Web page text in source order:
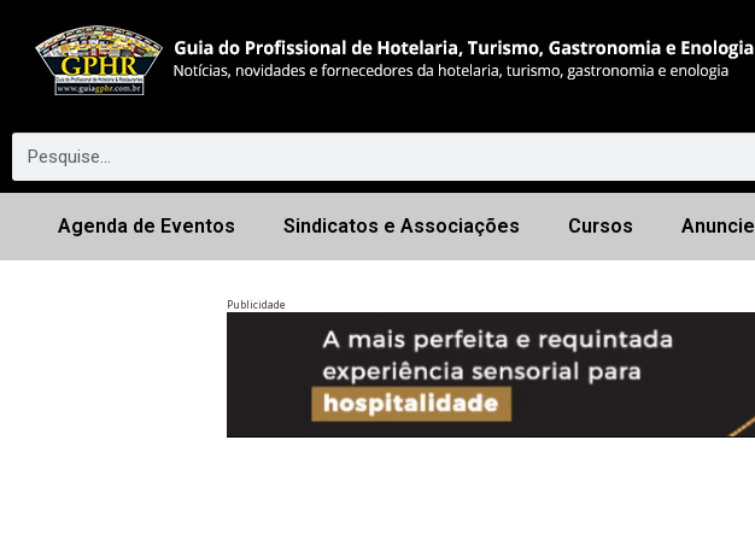
Agenda de Eventos Sindicatos e Associações Cursos Anuncie
Publicidade